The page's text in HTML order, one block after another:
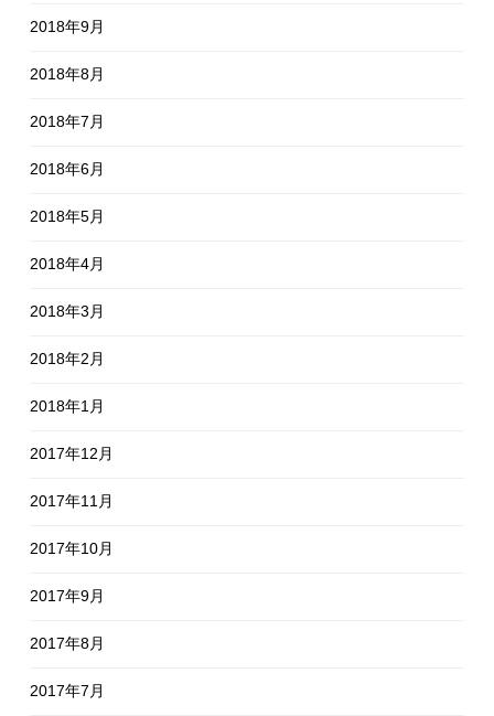
2018年9月
2018年8月
2018年7月
2018年6月
2018年5月
2018年4月
2018年3月
2018年2月
2018年1月
2017年12月
2017年11月
2017年10月
2017年9月
2017年8月
2017年7月